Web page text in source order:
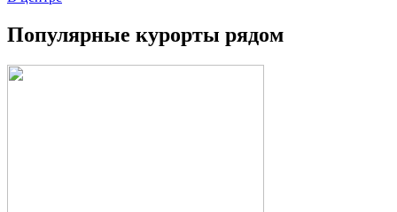
Популярные курорты рядом